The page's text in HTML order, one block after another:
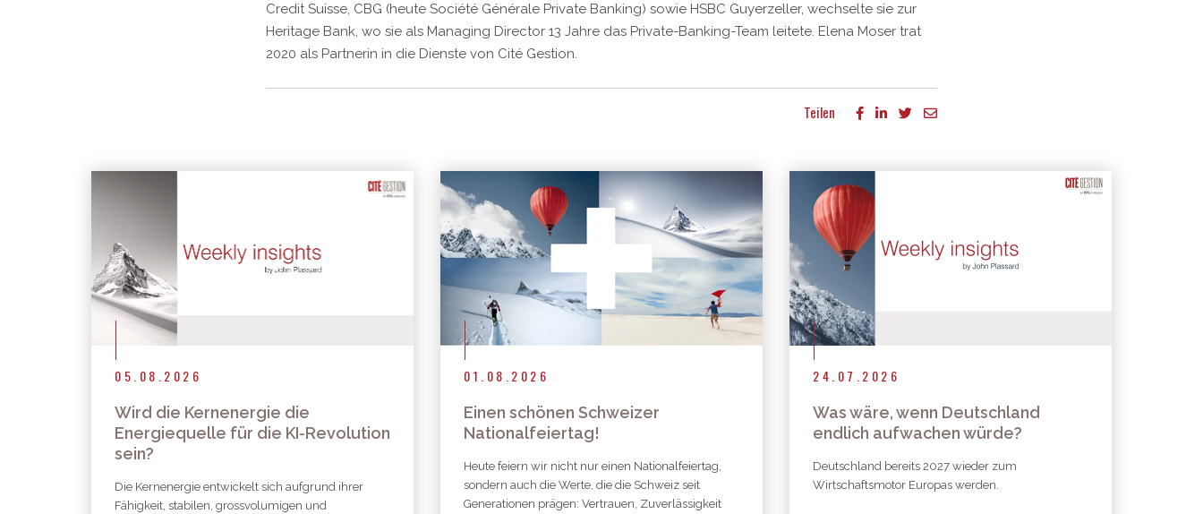
Credit Suisse, CBG (heute Société Générale Private Banking) sowie HSBC Guyerzeller, wechselte sie zur
Heritage Bank, wo sie als Managing Director 13 Jahre das Private-Banking-Team leitete. Elena Moser trat
2020 als Partnerin in die Dienste von Cité Gestion.
Teilen
Mehr Publikationen
05.08.2026
Wird die Kernenergie die
Energiequelle für die KI-Revolution
sein?
Die Kernenergie entwickelt sich aufgrund ihrer
Fähigkeit, stabilen, grossvolumigen und
01.08.2026
Einen schönen Schweizer
Nationalfeiertag!
Heute feiern wir nicht nur einen Nationalfeiertag,
sondern auch die Werte, die die Schweiz seit
Generationen prägen: Vertrauen, Zuverlässigkeit
24.07.2026
Was wäre, wenn Deutschland
endlich aufwachen würde?
Deutschland bereits 2027 wieder zum
Wirtschaftsmotor Europas werden.